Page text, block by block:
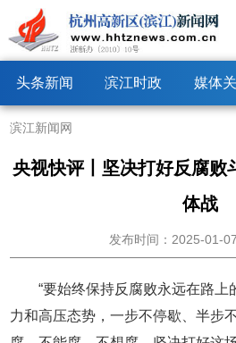
头条新闻 滨江时政 媒体
滨江新闻网
央视快评丨坚决打好反腐败
体战
发布时间：2025-01-
“要始终保持反腐败永远在路
力和高压态势，一步不停歇、半步